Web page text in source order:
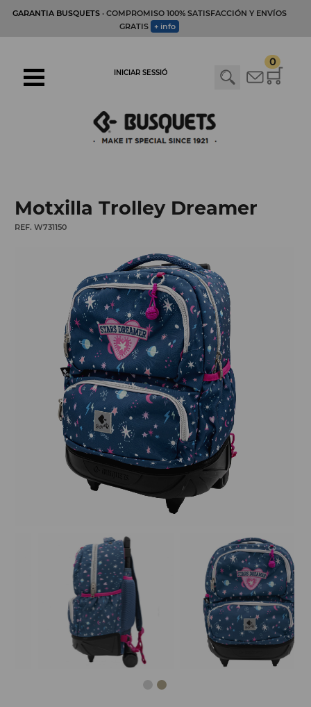
GARANTIA BUSQUETS· COMPROMISO 100% SATISFACCIÓN Y ENVÍOS
GRATIS + info
0
INICIAR SESSIÓ
Motxilla Trolley Dreamer
REF. W731150